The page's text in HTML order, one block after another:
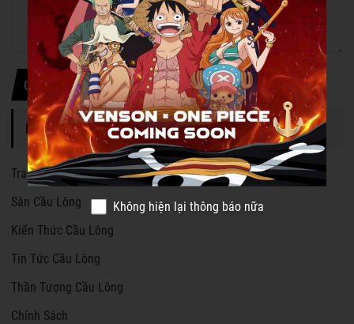
Gửi thông tin
DANH MỤC TIN TỨC
Trang chủ
Sân Cầu Lông
Kiến Thức Cầu Lông
Tin Tức Cầu Lông
Thần Tượng Cầu Lông
Chính Sách
Không hiện lại thông báo nữa